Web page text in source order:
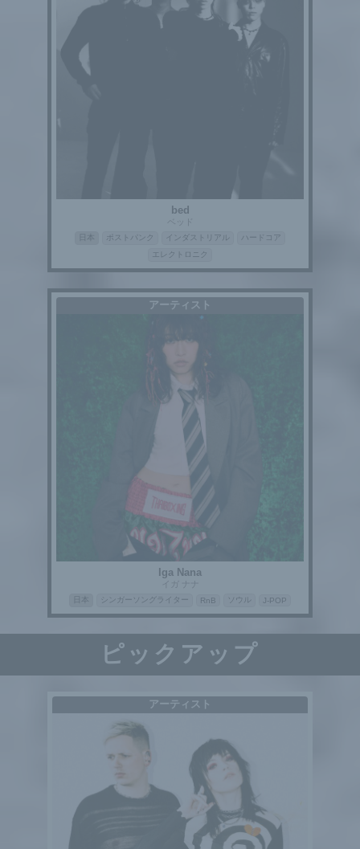
bed
ベッド
ポストパンク インダストリアル
ハードコア
エレクトロニク
アーティスト
Iga Nana
イガ ナナ
シンガーソングライター RnB ソウル J-POP
ピックアップ
アーティスト